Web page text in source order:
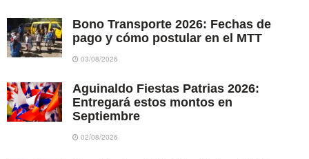
Bono Transporte 2026: Fechas de
pago y cómo postular en el MTT
03/08/2026
Aguinaldo Fiestas Patrias 2026:
Entregará estos montos en
Septiembre
02/08/2026